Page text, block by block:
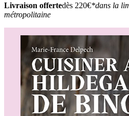
Livraison offertedès 220€*dans la
métropolitaine